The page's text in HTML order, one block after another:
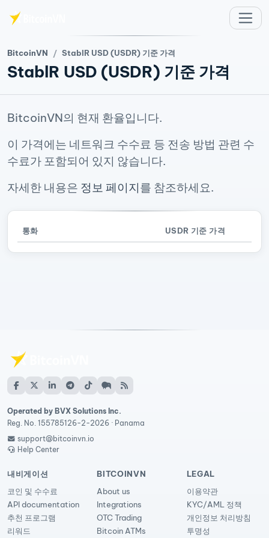
BitcoinVN StablR USD (USDR) 기준 가격
StablR USD (USDR) 기준 가격
BitcoinVN의 현재 환율입니다.
이 가격에는 네트워크 수수료 등 전송 방법 관련 수
수료가 포함되어 있지 않습니다.
자세한 내용은 정보 페이지를 참조하세요.
통화 USDR 기준 가격
Operated by BVX Solutions Inc.
Reg. No. 155785126-2-2026 · Panama
support@bitcoinvn.io
Help Center
내비게이션
코인 및 수수료
API documentation
추천 프로그램
리워드
BITCOINVN
About us
Integrations
OTC Trading
Bitcoin ATMs
LEGAL
이용약관
KYC/AML 정책
개인정보 처리방침
투명성